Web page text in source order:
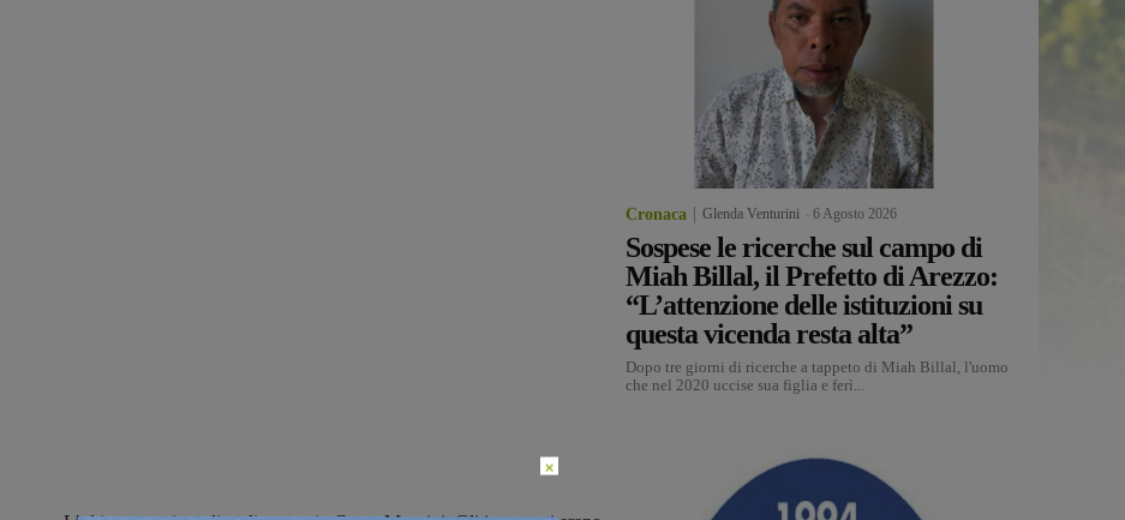
Cronaca Glenda Venturini 6 Agosto 2026
Sospese le ricerche sul campo di
Miah Billal, il Prefetto di Arezzo:
“L’attenzione delle istituzioni su
questa vicenda resta alta”
Dopo tre giorni di ricerche a tappeto di Miah Billal, l'uomo
che nel 2020 uccise sua figlia e ferì...
×